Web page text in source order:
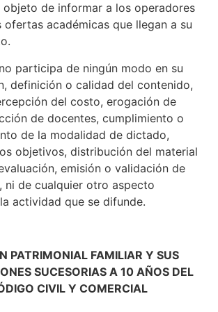
objeto de informar a los operadores
ofertas académicas que llegan a su
participa de ningún modo en su
definición o calidad del contenido,
del costo, erogación de
de docentes, cumplimiento o
de la modalidad de dictado,
objetivos, distribución del material
emisión o validación de
ni de cualquier otro aspecto
actividad que se difunde.
PATRIMONIAL FAMILIAR Y SUS
SUCESORIAS A 10 AÑOS DEL
CIVIL Y COMERCIAL